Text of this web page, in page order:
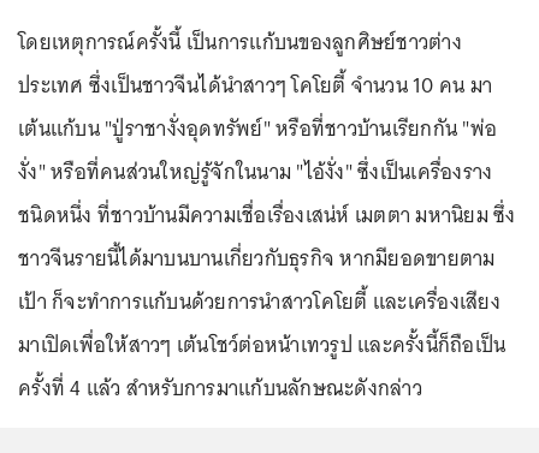
โดยเหตุการณ์ครั้งนี้ เป็นการแก้บนของลูกศิษย์ชาวต่าง
ประเทศ ซึ่งเป็นชาวจีนได้นำสาวๆ โคโยตี้ จำนวน 10 คน มา
เต้นแก้บน "ปู่ราชางั่งอุดทรัพย์" หรือที่ชาวบ้านเรียกกัน "พ่อ
งั่ง" หรือที่คนส่วนใหญ่รู้จักในนาม "ไอ้งั่ง" ซึ่งเป็นเครื่องราง
ชนิดหนึ่ง ที่ชาวบ้านมีความเชื่อเรื่องเสน่ห์ เมตตา มหานิยม ซึ่ง
ชาวจีนรายนี้ได้มาบนบานเกี่ยวกับธุรกิจ หากมียอดขายตาม
เป้า ก็จะทำการแก้บนด้วยการนำสาวโคโยตี้ และเครื่องเสียง
มาเปิดเพื่อให้สาวๆ เต้นโชว์ต่อหน้าเทวรูป และครั้งนี้ก็ถือเป็น
ครั้งที่ 4 แล้ว สำหรับการมาแก้บนลักษณะดังกล่าว